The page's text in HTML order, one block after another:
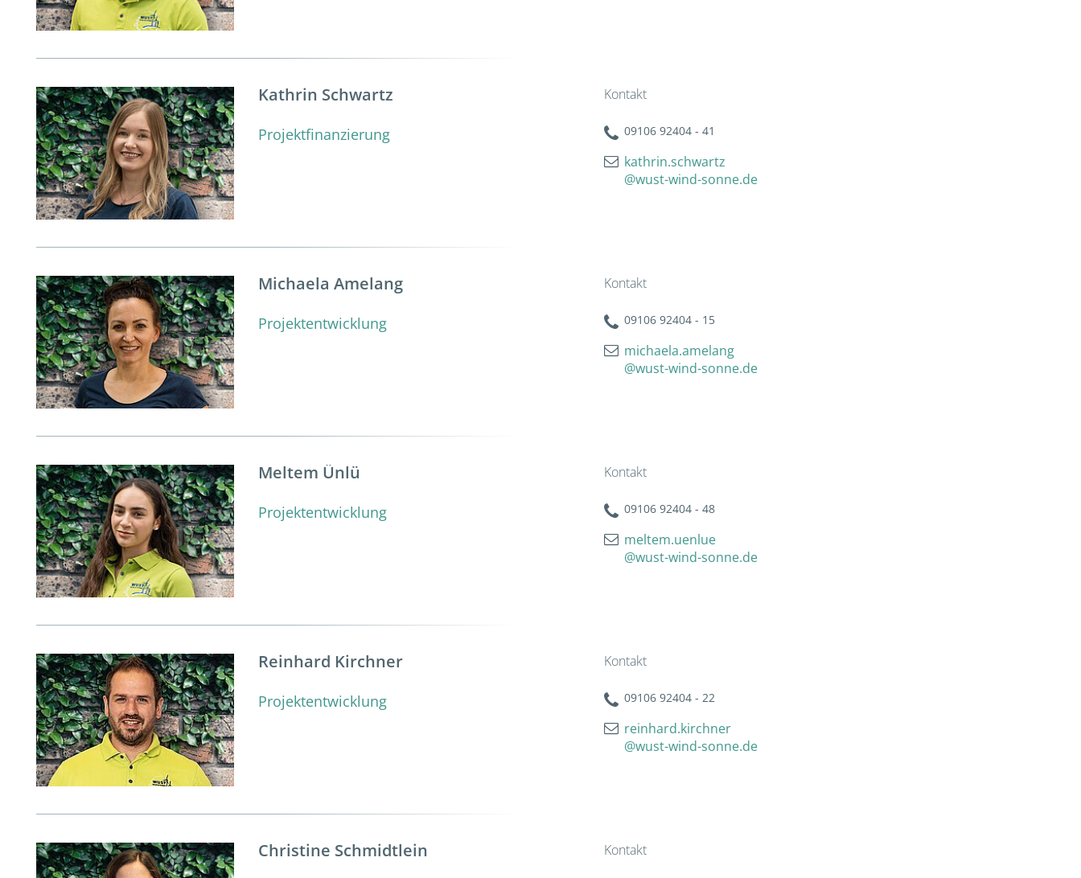
Kathrin Schwartz
Projektfinanzierung
Kontakt
09106 92404 - 41
kathrin.schwartz
@wust-wind-sonne.de
Michaela Amelang
Projektentwicklung
Kontakt
09106 92404 - 15
michaela.amelang
@wust-wind-sonne.de
Meltem Ünlü
Projektentwicklung
Kontakt
09106 92404 - 48
meltem.uenlue
@wust-wind-sonne.de
Reinhard Kirchner
Projektentwicklung
Kontakt
09106 92404 - 22
reinhard.kirchner
@wust-wind-sonne.de
Christine Schmidtlein Kontakt